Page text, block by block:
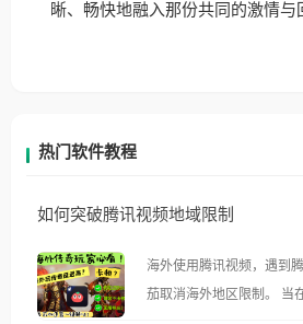
晰、畅快地融入那份共同的激情与
热门软件教程
如何突破腾讯视频地域限制
海外使用腾讯视频，遇到
茄取消海外地区限制。 当在海外打开腾讯视频，却突